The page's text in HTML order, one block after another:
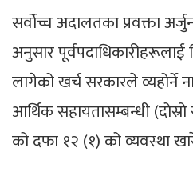
सर्वोच्च अदालतका प्रवक्ता
अनुसार पूर्वपदाधिकारीहरूलाई
लागेको खर्च सरकारले व्यहोर्ने
आर्थिक सहायतासम्बन्धी
को दफा १२ (१) को व्यवस्था